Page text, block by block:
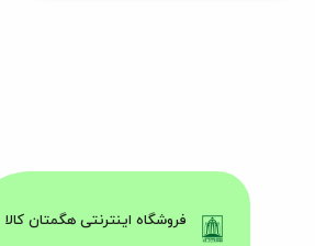
فروشگاه اینترنتی هگمتان کالا